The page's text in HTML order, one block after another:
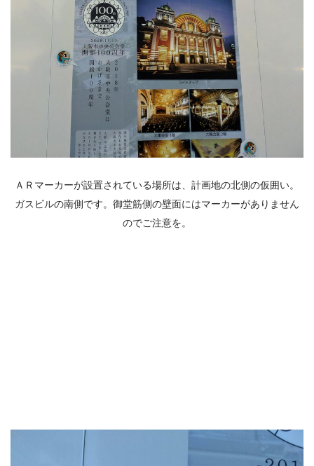
ＡＲマーカーが設置されている場所は、計画地の北側の仮囲い。
ガスビルの南側です。御堂筋側の壁面にはマーカーがありません
のでご注意を。